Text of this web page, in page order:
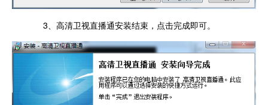
3、高清卫视直播通安装结束，点击完成即可。